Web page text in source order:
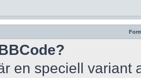
en speciell variant